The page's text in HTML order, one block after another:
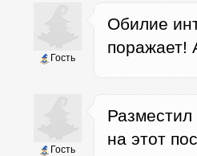
Гость
Обилие
поражает!
Гость
на этот